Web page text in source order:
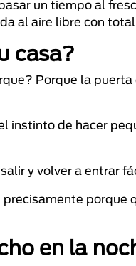
un tiempo al
al aire libre con
casa?
Porque la
instinto de hacer
y volver a entrar
porque
en la